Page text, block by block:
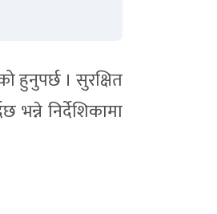
हुनुपर्छ । सुरक्षित
निर्देशिकामा